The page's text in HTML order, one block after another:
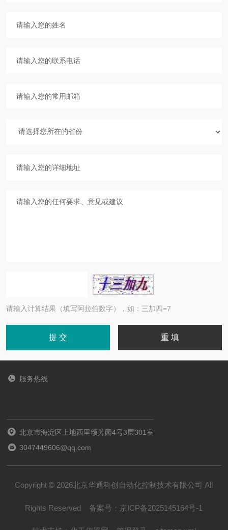
请输入计算结果（填写阿拉伯数字），如：三加四=7
服务热线
北京市海淀区上地西里颂芳园4号3层301室
3047449606@qq.com
Copyright © 2026北京华通科创自动化控制技术有限公司 All
Rights Reserved 备案号： 京ICP备2025145164号-1